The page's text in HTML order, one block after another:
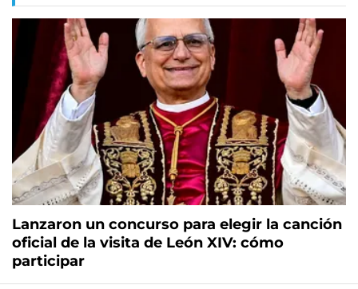
Lanzaron un concurso para elegir la canción
oficial de la visita de León XIV: cómo
participar